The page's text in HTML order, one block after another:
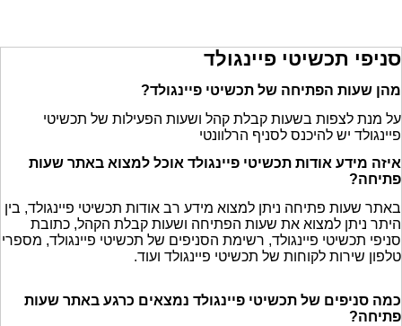
סניפי תכשיטי פיינגולד
מהן שעות הפתיחה של תכשיטי פיינגולד?
על מנת לצפות בשעות קבלת קהל ושעות הפעילות של תכשיטי
פיינגולד יש להיכנס לסניף הרלוונטי
איזה מידע אודות תכשיטי פיינגולד אוכל למצוא באתר שעות
פתיחה?
באתר שעות פתיחה ניתן למצוא מידע רב אודות תכשיטי פיינגולד, בין
היתר ניתן למצוא את שעות הפתיחה ושעות קבלת הקהל, כתובת
סניפי תכשיטי פיינגולד, רשימת הסניפים של תכשיטי פיינגולד, מספרי
טלפון שירות לקוחות של תכשיטי פיינגולד ועוד.
כמה סניפים של תכשיטי פיינגולד נמצאים כרגע באתר שעות
פתיחה?